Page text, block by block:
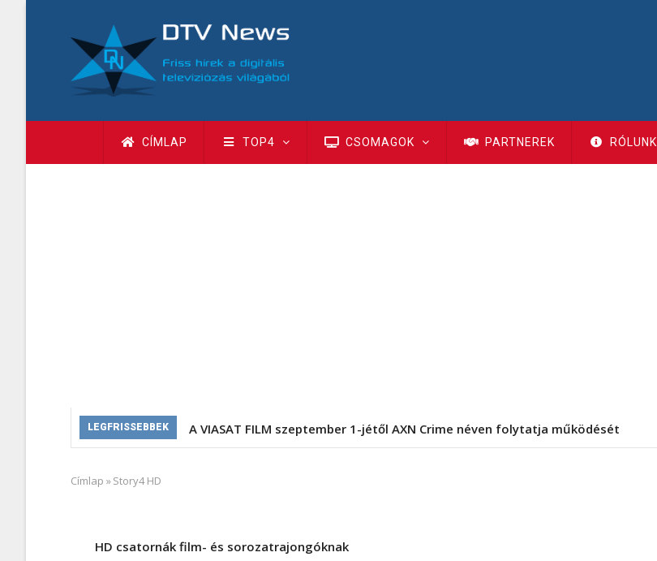
tartalomra
Fő
navigáció
CÍMLAP TOP4 CSOMAGOK PARTNEREK RÓLUNK
LEGFRISSEBBEK A VIASAT FILM szeptember 1-jétől AXN Crime néven folytatja működését
Morzsa
Címlap »Story4 HD
HD csatornák film- és sorozatrajongóknak